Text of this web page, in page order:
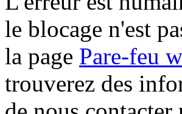
le blocage n'est
la page Pare-feu
trouverez des